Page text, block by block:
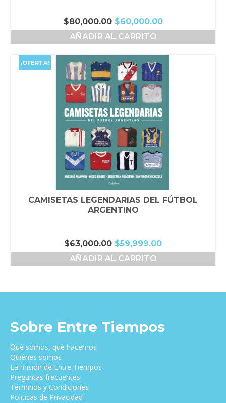
$80,000.00 El
precio
original
$80,000.00.
$60,000.00El
precio
AÑADIR AL CARRITO
¡OFERTA!
CAMISETAS LEGENDARIAS DEL FÚTBOL
ARGENTINO
$63,000.00 El
precio
original
$59,999.00El
precio
AÑADIR AL CARRITO
Sobre Entre Tiempos
Qué somos, qué hacemos
Quiénes somos
La misión de Entre Tiempos
Preguntas frecuentes
Términos y Condiciones
Politicas de Privacidad